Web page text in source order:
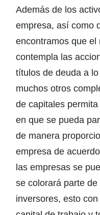
Además de los
empresa, así como
encontramos que el
contempla las
títulos de deuda a
muchos otros
de capitales
en que se pueda
de manera
empresa de
las empresas se
se colorará parte
inversores, esto